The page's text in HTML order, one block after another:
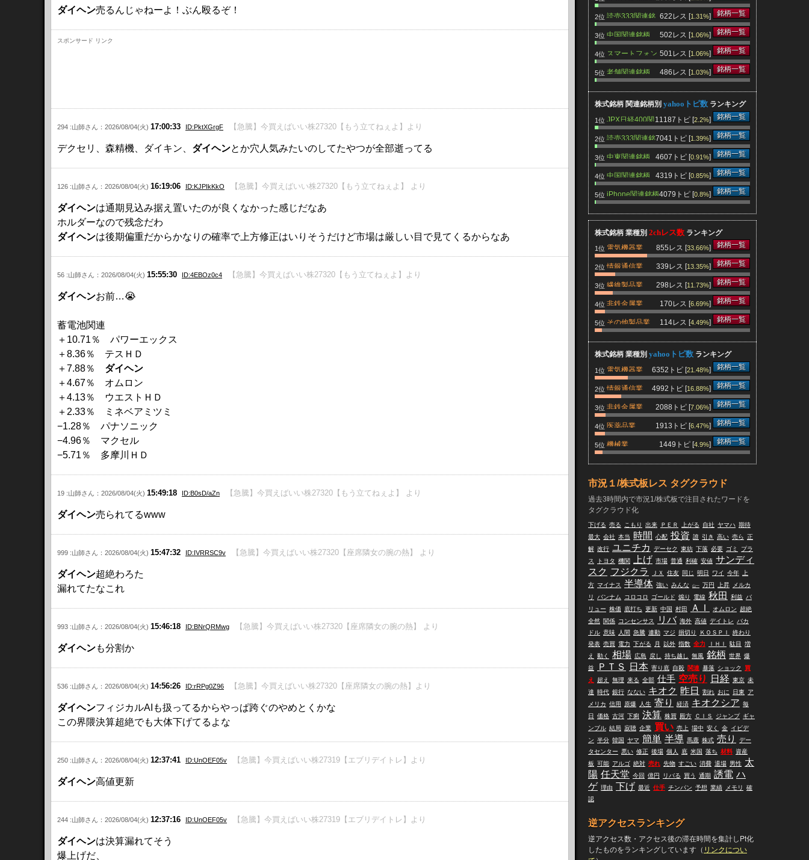
ダイヘン売るんじゃねーよ！ぶん殴るぞ！
スポンサード リンク
294 :山師さん：2026/08/04(火) 17:00:33 ID:PktXGrgF 【急騰】今買えばいい株27320【もう立てねぇよ】より
デクセリ、森精機、ダイキン、 ダイヘンとか穴人気みたいのしてたやつが全部逝ってる
126 :山師さん：2026/08/04(火) 16:19:06 ID:KJPIkKkO 【急騰】今買えばいい株27320【もう立てねぇよ】 より
ダイヘンは通期見込み据え置いたのが良くなかった感じだなあ
ホルダーなので残念だわ
ダイヘンは後期偏重だからかなりの確率で上方修正はいりそうだけど市場は厳しい目で見てくるからなあ
56 :山師さん：2026/08/04(火) 15:55:30 ID:4EBOz0c4 【急騰】今買えばいい株27320【もう立てねぇよ】より
ダイヘンお前…😭
蓄電池関連
＋10.71％ パワーエックス
＋8.36％ テスＨＤ
＋7.88％ ダイヘン
＋4.67％ オムロン
＋4.13％ ウエストＨＤ
＋2.33％ ミネベアミツミ
−1.28％ パナソニック
−4.96％ マクセル
−5.71％ 多摩川ＨＤ
19 :山師さん：2026/08/04(火) 15:49:18 ID:B0sD/aZn 【急騰】今買えばいい株27320【もう立てねぇよ】 より
ダイヘン売られてるwww
999 :山師さん：2026/08/04(火) 15:47:32 ID:IVRRSC9v 【急騰】今買えばいい株27320【座席隣女の腕の熱】 より
ダイヘン超絶わろた
漏れてたなこれ
993 :山師さん：2026/08/04(火) 15:46:18 ID:BNrQRMwg 【急騰】今買えばいい株27320【座席隣女の腕の熱】 より
ダイヘンも分割か
536 :山師さん：2026/08/04(火) 14:56:26 ID:rRPg0Z96 【急騰】今買えばいい株27320【座席隣女の腕の熱】より
ダイヘンフィジカルAIも扱ってるからやっぱ跨ぐのやめとくかな
この界隈決算超絶でも大体下げてるよな
250 :山師さん：2026/08/04(火) 12:37:41 ID:UnOEF05v 【急騰】今買えばいい株27319【エブリデイトレ】より
ダイヘン高値更新
244 :山師さん：2026/08/04(火) 12:37:16 ID:UnOEF05v 【急騰】今買えばいい株27319【エブリデイトレ】より
ダイヘンは決算漏れてそう
爆上げだ、
連銘柄
2位 読売333関連銘
柄
622レス [1.31%] 銘柄一覧
3位 中国関連銘柄 502レス [1.06%] 銘柄一覧
4位 スマートフォン
関連銘柄
501レス [1.06%] 銘柄一覧
5位 老舗関連銘柄 486レス [1.03%] 銘柄一覧
株式銘柄 関連銘柄別 yahooトピ数 ランキング
1位 JPX日経400関
連銘柄
11187トピ [2.2%] 銘柄一覧
2位 読売333関連銘
柄
7041トピ [1.39%] 銘柄一覧
3位 中東関連銘柄 4607トピ [0.91%] 銘柄一覧
4位 中国関連銘柄 4319トピ [0.85%] 銘柄一覧
5位 iPhone関連銘柄4079トピ [0.8%] 銘柄一覧
株式銘柄 業種別 2chレス数 ランキング
1位 電気機器業 855レス [33.66%] 銘柄一覧
2位 情報通信業 339レス [13.35%] 銘柄一覧
3位 繊維製品業 298レス [11.73%] 銘柄一覧
4位 非鉄金属業 170レス [6.69%] 銘柄一覧
5位 その他製品業 114レス [4.49%] 銘柄一覧
株式銘柄 業種別 yahooトピ数 ランキング
1位 電気機器業 6352トピ [21.48%] 銘柄一覧
2位 情報通信業 4992トピ [16.88%] 銘柄一覧
3位 非鉄金属業 2088トピ [7.06%] 銘柄一覧
4位 医薬品業 1913トピ [6.47%] 銘柄一覧
5位 機械業 1449トピ [4.9%] 銘柄一覧
市況１/株式板レス タグクラウド
過去3時間内で市況1/株式板で注目されたワードを
タグクラウド化
下げる 売る こもり 出来 ＰＥＲ 上がる 自社 ヤマハ 期待
最大 会社 本当 時間 心配 投資 誰 引き 高い 売ら 正
解 改行 ユニチカ デーセク 東紡 下落 必要 ゴミ
プラ
ス
トヨタ 機関 上げ 市場 普通 利確 安値 サンディ
スク フジクラ ＪＸ 住友 同じ 明日 ワイ 今年
上
方 マイナス 半導体 強い みんな 山一 万円 上昇
メルカ
リ
バンナム コロコロ ゴールド 煽り 電線 秋田 利益
バ
リュー 株価 底打ち 更新 中国 村田 ＡＩ オムロン 超絶
全然 関係 コンセンサス リバ 海外 高値 デイトレ
バカ
ドル 意味 人間 急騰 連動 マジ 損切り ＫＯＳＰＩ
終わり
発表 売買 電力 下がる 月 以外 指数 全力 ＩＨＩ 駄目
増
え
動く 相場 広島 戻し 持ち越し 無風 銘柄 世界 爆
益
ＰＴＳ 日本 寄り底 自殺 関連 暴落 ショック
買
え
超え 無理 来る 全部 仕手 空売り 日経 東京 未
達 時代 銀行 なない キオク 昨日 割れ おに 日東 ア
メリカ 信用 原爆 人生 寄り 経済 キオクシア 毎
日
価格 古河 下痢 決算 株買 殿方 ＣＩＳ ジャンプ ギャ
ンブル 結局 寂聴 企業 買い 売上 場中 安く 金 イビデ
ン 半分 韓国 ヤマ 簡単 半導 馬鹿 株式 売り
デー
タセンター 悪い 修正 後場 個人 底 米国 落ち 材料 資産
板 可能 アルゴ 絶対 売れ 先物 すごい 消費 退場 男性 太
陽 任天堂 今回 億円 リバる 買う 通期 誘電 ハ
ゲ 理由 下げ 最近 仕手 チンパン 予想 業績 メモリ
確
認
逆アクセスランキング
逆アクセス数・アクセス後の滞在時間を集計しPt化
したものをランキングしています（ リンクについ